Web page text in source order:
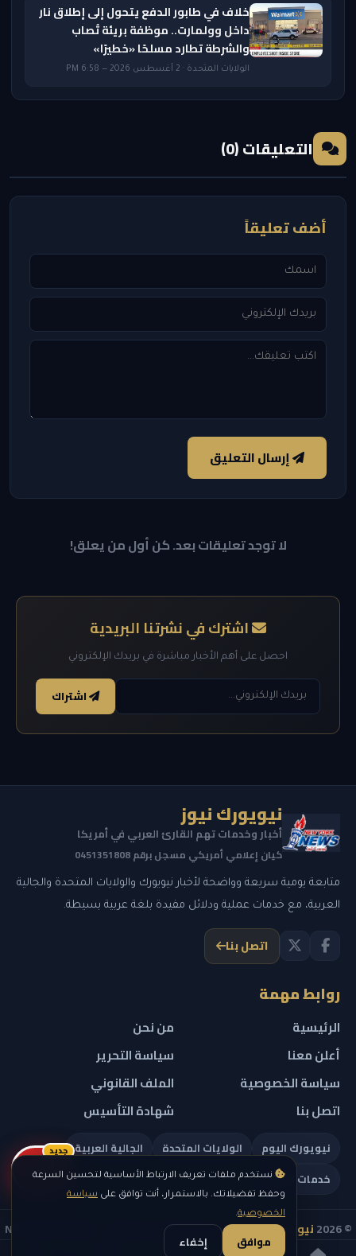
نستخدم ملفات تعريف الارتباط الأساسية لتحسين السرعة
وحفظ تفضيلاتك. بالاستمرار، أنت توافق على سياسة
الخصوصية.
موافق إخفاء
خلاف في طابور الدفع يتحول إلى إطلاق نار
داخل وولمارت.. موظفة بريئة تُصاب
والشرطة تطارد مسلحًا «خطيرًا»
الولايات المتحدة · 2 أغسطس 2026 — 6:58 PM
التعليقات (0)
أضف تعليقاً
إرسال التعليق
لا توجد تعليقات بعد. كن أول من يعلق!
اشترك في نشرتنا البريدية
احصل على أهم الأخبار مباشرة في بريدك الإلكتروني
اشتراك
نيويورك نيوز
أخبار وخدمات تهم القارئ العربي في أمريكا
كيان إعلامي أمريكي مسجل برقم 0451351808
متابعة يومية سريعة وواضحة لأخبار نيويورك والولايات المتحدة والجالية
العربية، مع خدمات عملية ودلائل مفيدة بلغة عربية بسيطة.
اتصل بنا
روابط مهمة
الرئيسية
من نحن
أعلن معنا
سياسة التحرير
سياسة الخصوصية
الملف القانوني
اتصل بنا
شهادة التأسيس
نيويورك اليوم الولايات المتحدة
الجالية العربية
خدمات تهمك
© 2026 نيويورك نيوز
— جميع الحقوق محفوظة — NEW YORK NEWS
IN ARABIC LLC — رقم التسجيل 0451351808
ريلز
جديد